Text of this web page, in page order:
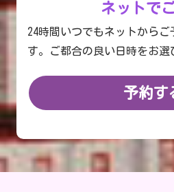
ネットで
24時間いつでもネットから
す。ご都合の良い日時をお選
予約す